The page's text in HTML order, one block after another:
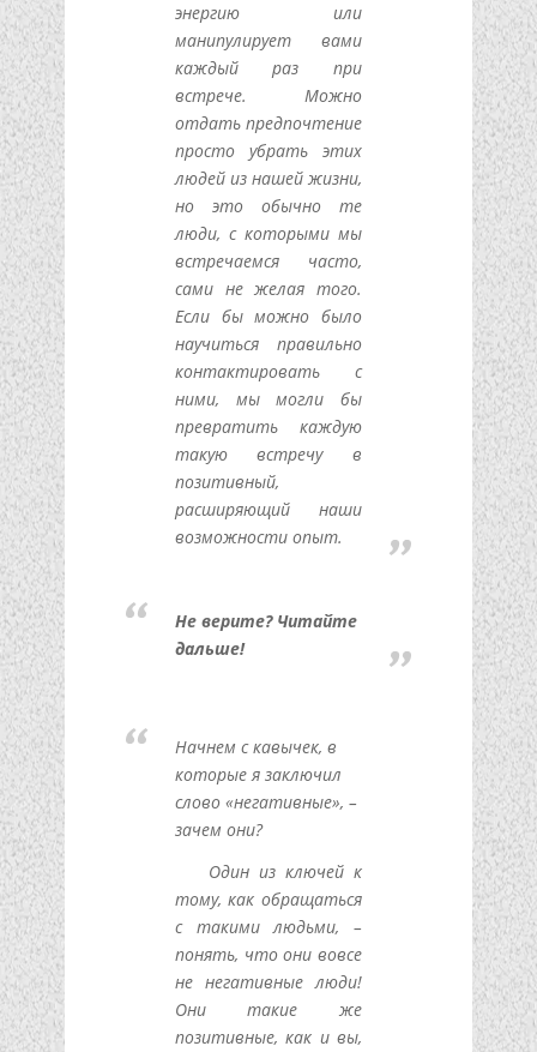
энергию или
манипулирует вами
каждый раз при
встрече. Можно
отдать предпочтение
просто убрать этих
людей из нашей жизни,
но это обычно те
люди, с которыми мы
встречаемся часто,
сами не желая того.
Если бы можно было
научиться правильно
контактировать с
ними, мы могли бы
превратить каждую
такую встречу в
позитивный,
расширяющий наши
возможности опыт.
Не верите? Читайте
дальше!
Начнем с кавычек, в
которые я заключил
слово «негативные», –
зачем они?
Один из ключей к
тому, как обращаться
с такими людьми, –
понять, что они вовсе
не негативные люди!
Они такие же
позитивные, как и вы,